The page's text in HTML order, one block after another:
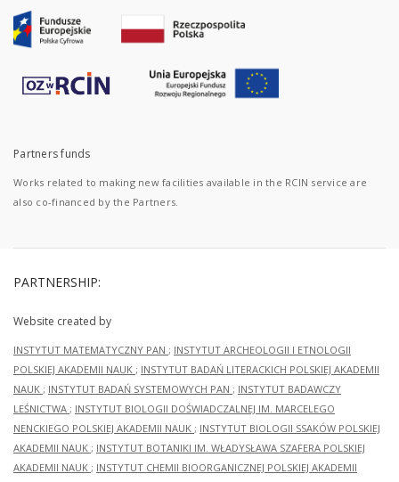
Partners funds
Works related to making new facilities available in the RCIN service are
also co-financed by the Partners.
PARTNERSHIP:
Website created by
INSTYTUT MATEMATYCZNY PAN ; INSTYTUT ARCHEOLOGII I ETNOLOGII
POLSKIEJ AKADEMII NAUK ; INSTYTUT BADAŃ LITERACKICH POLSKIEJ AKADEMII
NAUK ; INSTYTUT BADAŃ SYSTEMOWYCH PAN ; INSTYTUT BADAWCZY
LEŚNICTWA ; INSTYTUT BIOLOGII DOŚWIADCZALNEJ IM. MARCELEGO
NENCKIEGO POLSKIEJ AKADEMII NAUK ; INSTYTUT BIOLOGII SSAKÓW POLSKIEJ
AKADEMII NAUK ; INSTYTUT BOTANIKI IM. WŁADYSŁAWA SZAFERA POLSKIEJ
AKADEMII NAUK ; INSTYTUT CHEMII BIOORGANICZNEJ POLSKIEJ AKADEMII